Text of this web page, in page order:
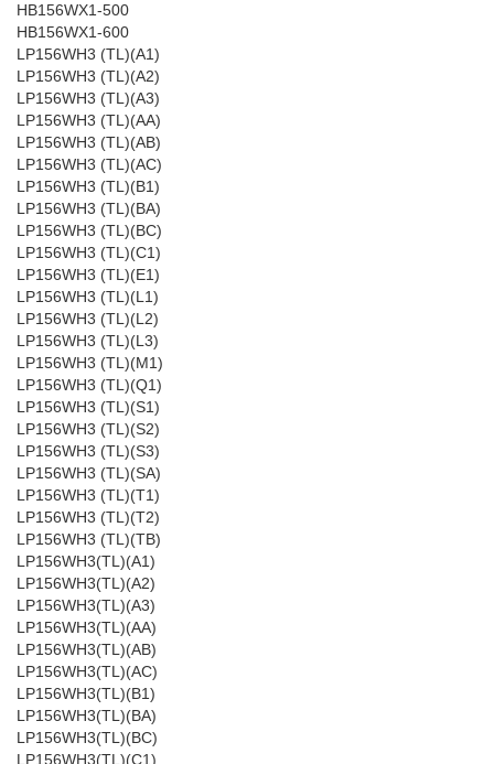
HB156WX1-500
HB156WX1-600
LP156WH3 (TL)(A1)
LP156WH3 (TL)(A2)
LP156WH3 (TL)(A3)
LP156WH3 (TL)(AA)
LP156WH3 (TL)(AB)
LP156WH3 (TL)(AC)
LP156WH3 (TL)(B1)
LP156WH3 (TL)(BA)
LP156WH3 (TL)(BC)
LP156WH3 (TL)(C1)
LP156WH3 (TL)(E1)
LP156WH3 (TL)(L1)
LP156WH3 (TL)(L2)
LP156WH3 (TL)(L3)
LP156WH3 (TL)(M1)
LP156WH3 (TL)(Q1)
LP156WH3 (TL)(S1)
LP156WH3 (TL)(S2)
LP156WH3 (TL)(S3)
LP156WH3 (TL)(SA)
LP156WH3 (TL)(T1)
LP156WH3 (TL)(T2)
LP156WH3 (TL)(TB)
LP156WH3(TL)(A1)
LP156WH3(TL)(A2)
LP156WH3(TL)(A3)
LP156WH3(TL)(AA)
LP156WH3(TL)(AB)
LP156WH3(TL)(AC)
LP156WH3(TL)(B1)
LP156WH3(TL)(BA)
LP156WH3(TL)(BC)
LP156WH3(TL)(C1)